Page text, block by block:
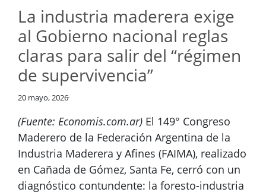
La industria maderera exige
al Gobierno nacional reglas
claras para salir del “régimen
de supervivencia”
20 mayo, 2026
(Fuente: Economis.com.ar) El 149° Congreso
Maderero de la Federación Argentina de la
Industria Maderera y Afines (FAIMA), realizado
en Cañada de Gómez, Santa Fe, cerró con un
diagnóstico contundente: la foresto-industria